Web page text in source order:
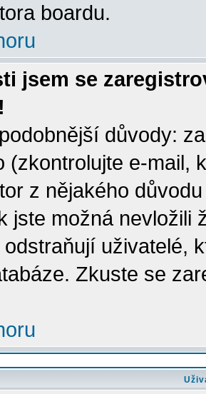
boardu.
jsem se
důvody:
(zkontrolujte e-mail,
z nějakého
jste možná nevložili
odstraňují uživatelé,
Zkuste se